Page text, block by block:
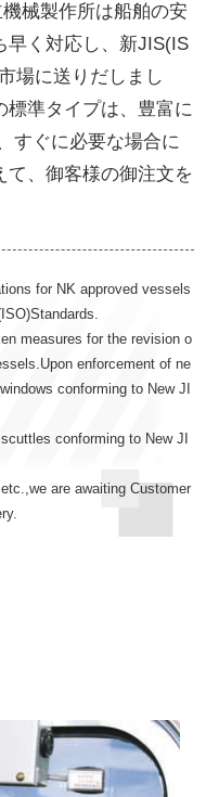
械製作所は船舶の安
早く対応し、新JIS(IS
場に送りだしまし
標準タイプは、豊富に
すぐに必要な場合に
て、御客様の御注文を
for NK approved vessels
measures for the revision o
enforcement of ne
conforming to New JI
conforming to New JI
are awaiting Customer